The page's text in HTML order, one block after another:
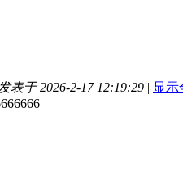
表于 2026-2-17 12:19:29 | 显示